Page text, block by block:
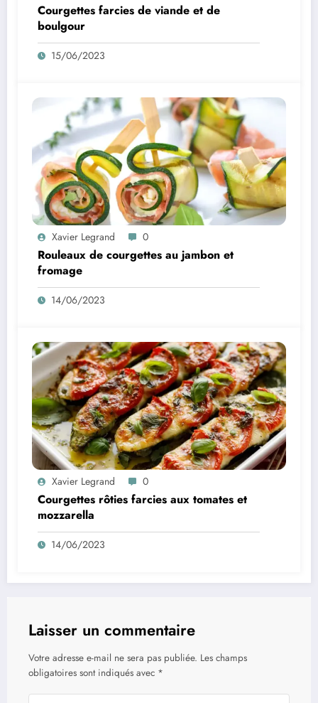
Courgettes farcies de viande et de
boulgour
15/06/2023
Xavier Legrand 0
Rouleaux de courgettes au jambon et
fromage
14/06/2023
Xavier Legrand 0
Courgettes rôties farcies aux tomates et
mozzarella
14/06/2023
Laisser un commentaire
Votre adresse e-mail ne sera pas publiée. Les champs
obligatoires sont indiqués avec *